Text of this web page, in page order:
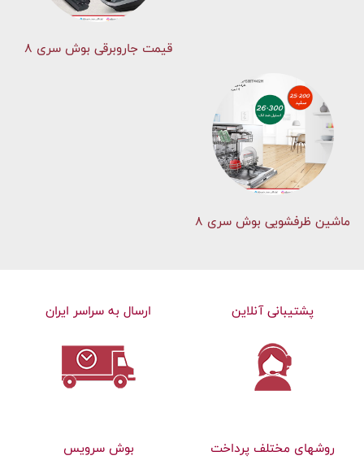
قیمت جاروبرقی بوش سری ۸
ماشین ظرفشویی بوش سری 8
پشتیبانی آنلاین ارسال به سراسر ایران
روشهای مختلف پرداخت بوش سرویس